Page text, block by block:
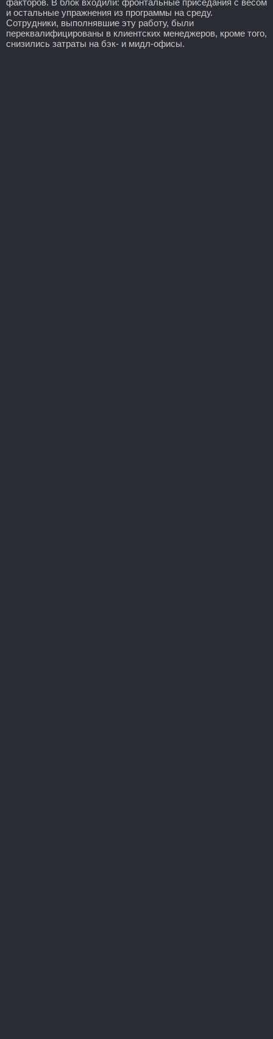
и остальные упражнения из программы на среду.
Сотрудники, выполнявшие эту работу, были
переквалифицированы в клиентских менеджеров, кроме того,
снизились затраты на бэк- и мидл-офисы.